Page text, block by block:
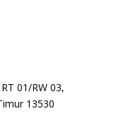
01/RW 03,
13530